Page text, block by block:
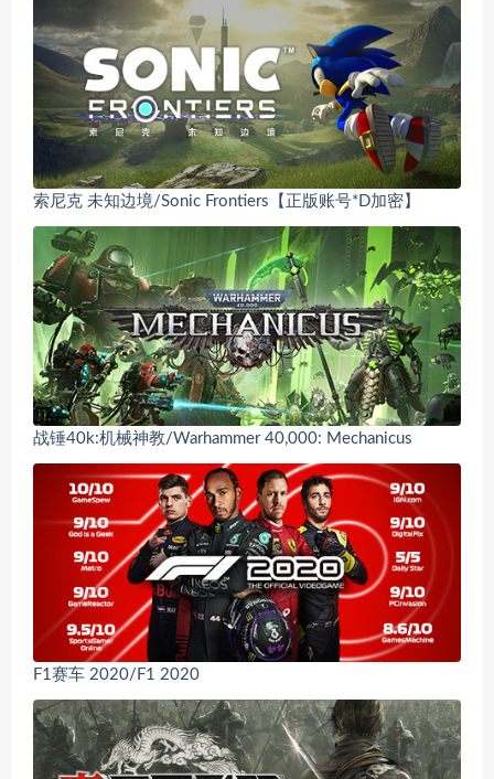
索尼克 未知边境/Sonic Frontiers【正版账号*D加密】
战锤40k:机械神教/Warhammer 40,000: Mechanicus
F1赛车 2020/F1 2020